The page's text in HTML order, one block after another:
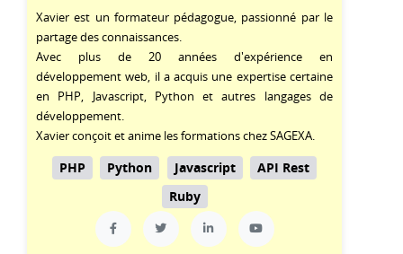
Xavier est un formateur pédagogue, passionné par le
partage des connaissances.
Avec plus de 20 années d'expérience en
développement web, il a acquis une expertise certaine
en PHP Javascript, Python et autres langages de
développement.
Xavier conçoit et anime les formations chez SAGEXA.
PHP Python Javascript
API Rest
Ruby